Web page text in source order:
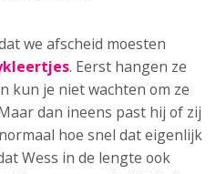
we afscheid moesten
. Eerst hangen ze
kun je niet wachten om ze
dan ineens past hij of zij
hoe snel dat eigenlijk
Wess in de lengte ook